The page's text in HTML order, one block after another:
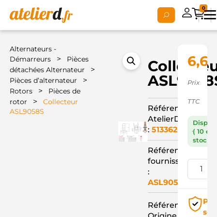
0
Alternateurs -
Démarreurs
>
Pièces
détachées Alternateur
>
Pièces d’alternateur >
Rotors >
Pièces de
rotor
>
Collecteur
ASL9058S
Référence
AtelierD
:513362
Référence
fournisseur
:
ASL9058S
Référence
6,64
Prix
TTC
( 10 en
stock )